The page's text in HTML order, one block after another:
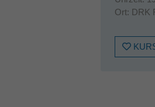
Ort: DRK